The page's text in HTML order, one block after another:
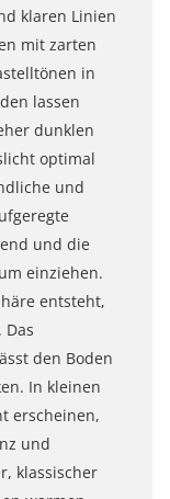
klaren Linien
mit zarten
in
lassen
dunklen
optimal
und
und die
einziehen.
entsteht,
den Boden
In kleinen
erscheinen,
und
klassischer